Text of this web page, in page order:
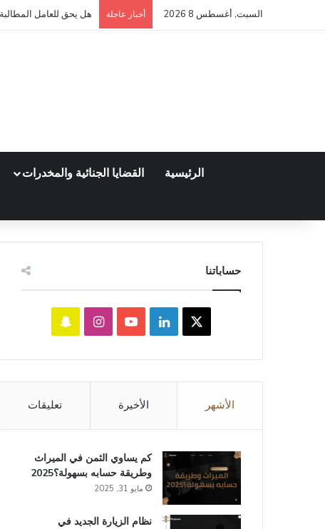
السبت, أغسطس 8 2026 أخبار عاجلة كم مدة قبول أو رفض
الرئيسية القضايا الجنائية والمخدرات
حساباتنا
لينكدإن‫YouTubeانستقرامسناب
الأشهر الأخيرة تعليقات
كم يساوي الثمن في الميراث​
وطريقة حسابه بسهولة؟2025
مايو 31, 2025
نظام الزيارة الجديد في